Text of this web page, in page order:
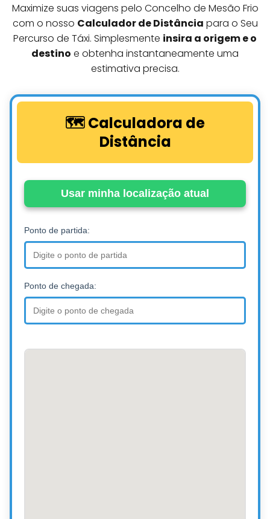
Maximize suas viagens pelo Concelho de Mesão Frio
com o nosso Calculador de Distância para o Seu
Percurso de Táxi. Simplesmente insira a origem e o
destino e obtenha instantaneamente uma
estimativa precisa.
🗺️ Calculadora de
Distância
Usar minha localização atual
Ponto de partida:
Ponto de chegada: